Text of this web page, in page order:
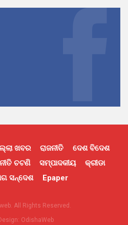
ଖବର ରାଜନୀତି
ଦେଶ ବିଦେଶ
ଚଟଣି ସମ୍ପାଦକୀୟ
କ୍ରୀଡା
ସନ୍ଦେଶ Epaper
All Rights Reserved.
OdishaWeb